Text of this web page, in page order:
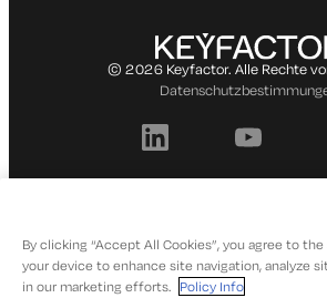
© 2026 Keyfactor. Alle Rechte
By clicking “Accept All Cookies”, you agree to
your device to enhance site navigation, analyze
in our marketing efforts. Policy Info